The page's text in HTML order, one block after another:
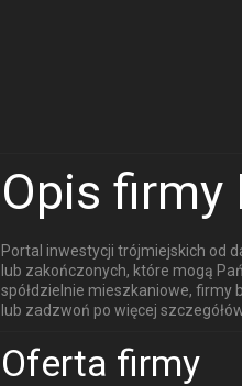
Opis firmy
Portal inwestycji trójmiejskich od
lub zakończonych, które mogą
spółdzielnie mieszkaniowe, firmy
lub zadzwoń po więcej
Oferta firmy